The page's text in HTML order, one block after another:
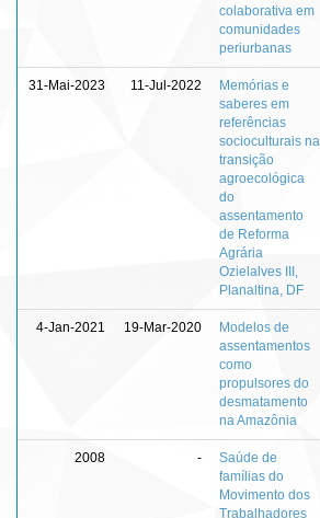
colaborativa em
comunidades
periurbanas
31-Mai-2023 11-Jul-2022
Memórias e
saberes em
referências
socioculturais na
transição
agroecológica
do
assentamento
de Reforma
Agrária
Ozielalves III,
Planaltina, DF
4-Jan-2021 19-Mar-2020
Modelos de
assentamentos
como
propulsores do
desmatamento
na Amazônia
2008 -
Saúde de
famílias do
Movimento dos
Trabalhadores